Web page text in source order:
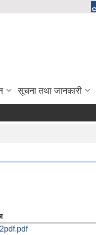
सूचना तथा जानकारी